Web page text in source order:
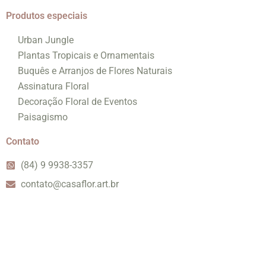
Produtos especiais
Urban Jungle
Plantas Tropicais e Ornamentais
Buquês e Arranjos de Flores Naturais
Assinatura Floral
Decoração Floral de Eventos
Paisagismo
Contato
(84) 9 9938-3357
contato@casaflor.art.br